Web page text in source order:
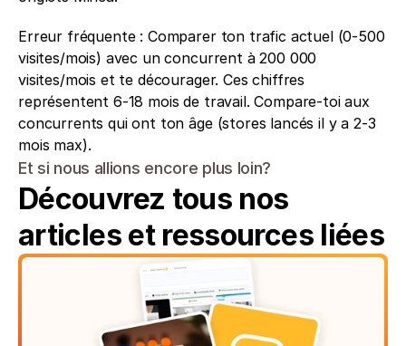
Erreur fréquente : Comparer ton trafic actuel (0-500
visites/mois) avec un concurrent à 200 000
visites/mois et te décourager. Ces chiffres
représentent 6-18 mois de travail. Compare-toi aux
concurrents qui ont ton âge (stores lancés il y a 2-3
mois max).
Et si nous allions encore plus loin?
Découvrez tous nos
articles et ressources liées